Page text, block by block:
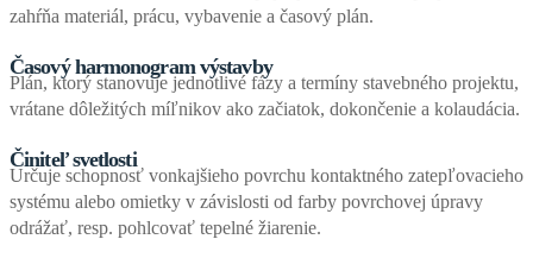
zahŕňa materiál, prácu, vybavenie a časový plán.
Časový harmonogram výstavby
Plán, ktorý stanovuje jednotlivé fázy a termíny stavebného projektu,
vrátane dôležitých míľnikov ako začiatok, dokončenie a kolaudácia.
Činiteľ svetlosti
Určuje schopnosť vonkajšieho povrchu kontaktného zatepľovacieho
systému alebo omietky v závislosti od farby povrchovej úpravy
odrážať, resp. pohlcovať tepelné žiarenie.